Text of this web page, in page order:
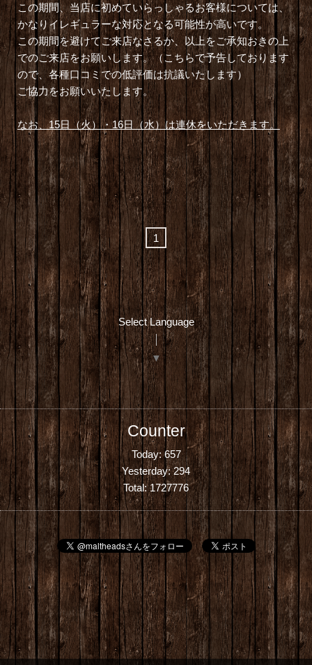
この期間、当店に初めていらっしゃるお客様については、
かなりイレギュラーな対応となる可能性が高いです。
この期間を避けてご来店なさるか、以上をご承知おきの上
でのご来店をお願いします。（こちらで予告しております
ので、各種口コミでの低評価は抗議いたします）
ご協力をお願いいたします。
なお、15日（火）・16日（水）は連休をいただきます。
1
Select Language
▼
Counter
Today:657
Yesterday:294
Total:1727776